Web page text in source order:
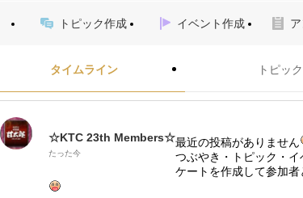
トピック作成 イベント作成
タイムライン トピッ
☆KTC 23th Members☆
たった今
最近の投稿がありません
つぶやき・トピック・イ
ケートを作成して参加者